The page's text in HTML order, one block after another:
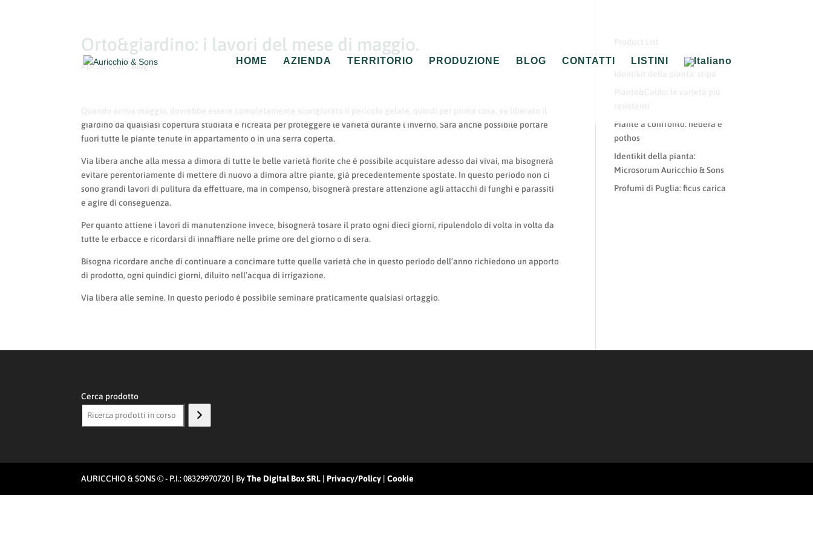
HOME AZIENDA TERRITORIO PRODUZIONE BLOG CONTATTI LISTINI
Orto&giardino: i lavori del mese di maggio.
Apr 30, 2017|Blog It
giardino da qualsiasi copertura studiata e ricreata per proteggere le varietà durante l’inverno. Sarà anche possibile portare
fuori tutte le piante tenute in appartamento o in una serra coperta.
Via libera anche alla messa a dimora di tutte le belle varietà fiorite che è possibile acquistare adesso dai vivai, ma bisognerà
evitare perentoriamente di mettere di nuovo a dimora altre piante, già precedentemente spostate. In questo periodo non ci
sono grandi lavori di pulitura da effettuare, ma in compenso, bisognerà prestare attenzione agli attacchi di funghi e parassiti
e agire di conseguenza.
Per quanto attiene i lavori di manutenzione invece, bisognerà tosare il prato ogni dieci giorni, ripulendolo di volta in volta da
tutte le erbacce e ricordarsi di innaffiare nelle prime ore del giorno o di sera.
Bisogna ricordare anche di continuare a concimare tutte quelle varietà che in questo periodo dell’anno richiedono un apporto
di prodotto, ogni quindici giorni, diluito nell’acqua di irrigazione.
Via libera alle semine. In questo periodo è possibile seminare praticamente qualsiasi ortaggio.
Piante a confronto: hedera e
pothos
Identikit della pianta:
Microsorum Auricchio & Sons
Profumi di Puglia: ficus carica
Cerca prodotto
AURICCHIO & SONS © - P.I.: 08329970720 | ByThe Digital Box SRL |Privacy/Policy |Cookie